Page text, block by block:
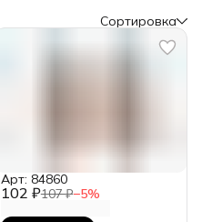
Сортировка
102 ₽107 ₽−5%
Арт: 84860